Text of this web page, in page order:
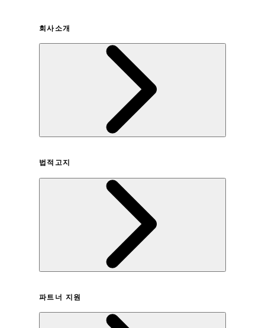
회사소개
법적고지
개인정보취급방침
파트너 지원